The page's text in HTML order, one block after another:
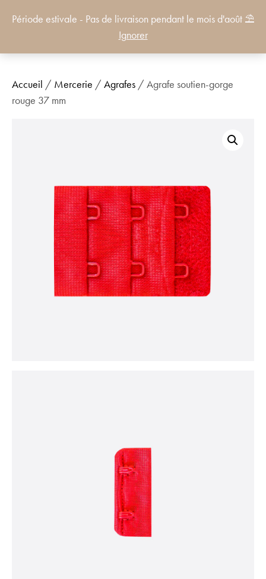
0
Accueil / Mercerie / Agrafes / Agrafe soutien-gorge
rouge 37 mm
Période estivale - Pas de livraison pendant le mois d'août ⛱️
Ignorer